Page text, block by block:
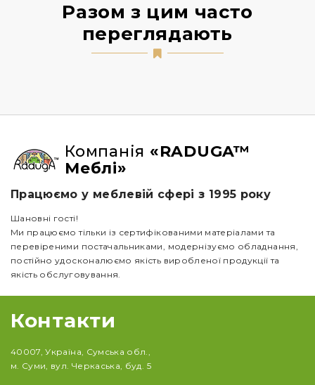
Разом з цим часто
переглядають
Компанія «RADUGA™
Меблі»
Працюємо у меблевій сфері з 1995 року
Шановні гості!
Ми працюємо тільки із сертифікованими матеріалами та
перевіреними постачальниками, модернізуємо обладнання,
постійно удосконалюємо якість виробленої продукції та
якість обслуговування.
Контакти
40007, Україна, Сумська обл.,
м. Суми, вул. Черкаська, буд. 5